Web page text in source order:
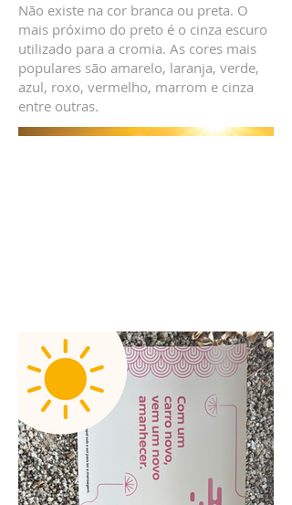
Não existe na cor branca ou preta. O
mais próximo do preto é o cinza escuro
utilizado para a cromia. As cores mais
populares são amarelo, laranja, verde,
azul, roxo, vermelho, marrom e cinza
entre outras.